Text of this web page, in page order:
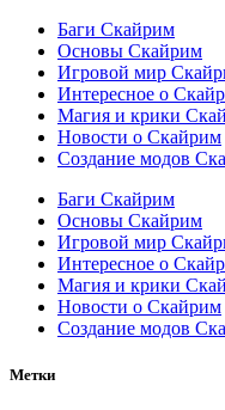
Баги Скайрим
Основы Скайрим
Игровой мир
Интересное о
Магия и крики
Новости о Скайрим
Создание модов
Баги Скайрим
Основы Скайрим
Игровой мир
Интересное о
Магия и крики
Новости о Скайрим
Создание модов
Метки